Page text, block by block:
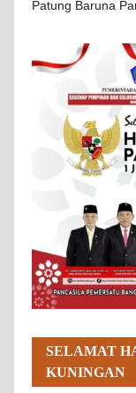
Patung Baruna
SELAMAT
KUNINGAN